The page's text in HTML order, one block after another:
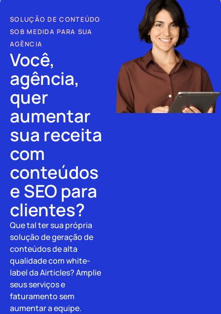
SOLUÇÃO DE CONTEÚDO
SOB MEDIDA PARA SUA
AGÊNCIA
Você,
agência,
quer
aumentar
sua receita
com
conteúdos
e SEO para
clientes?
Que tal ter sua própria
solução de geração de
conteúdos de alta
qualidade com white-
label da Airticles? Amplie
seus serviços e
faturamento sem
aumentar a equipe.